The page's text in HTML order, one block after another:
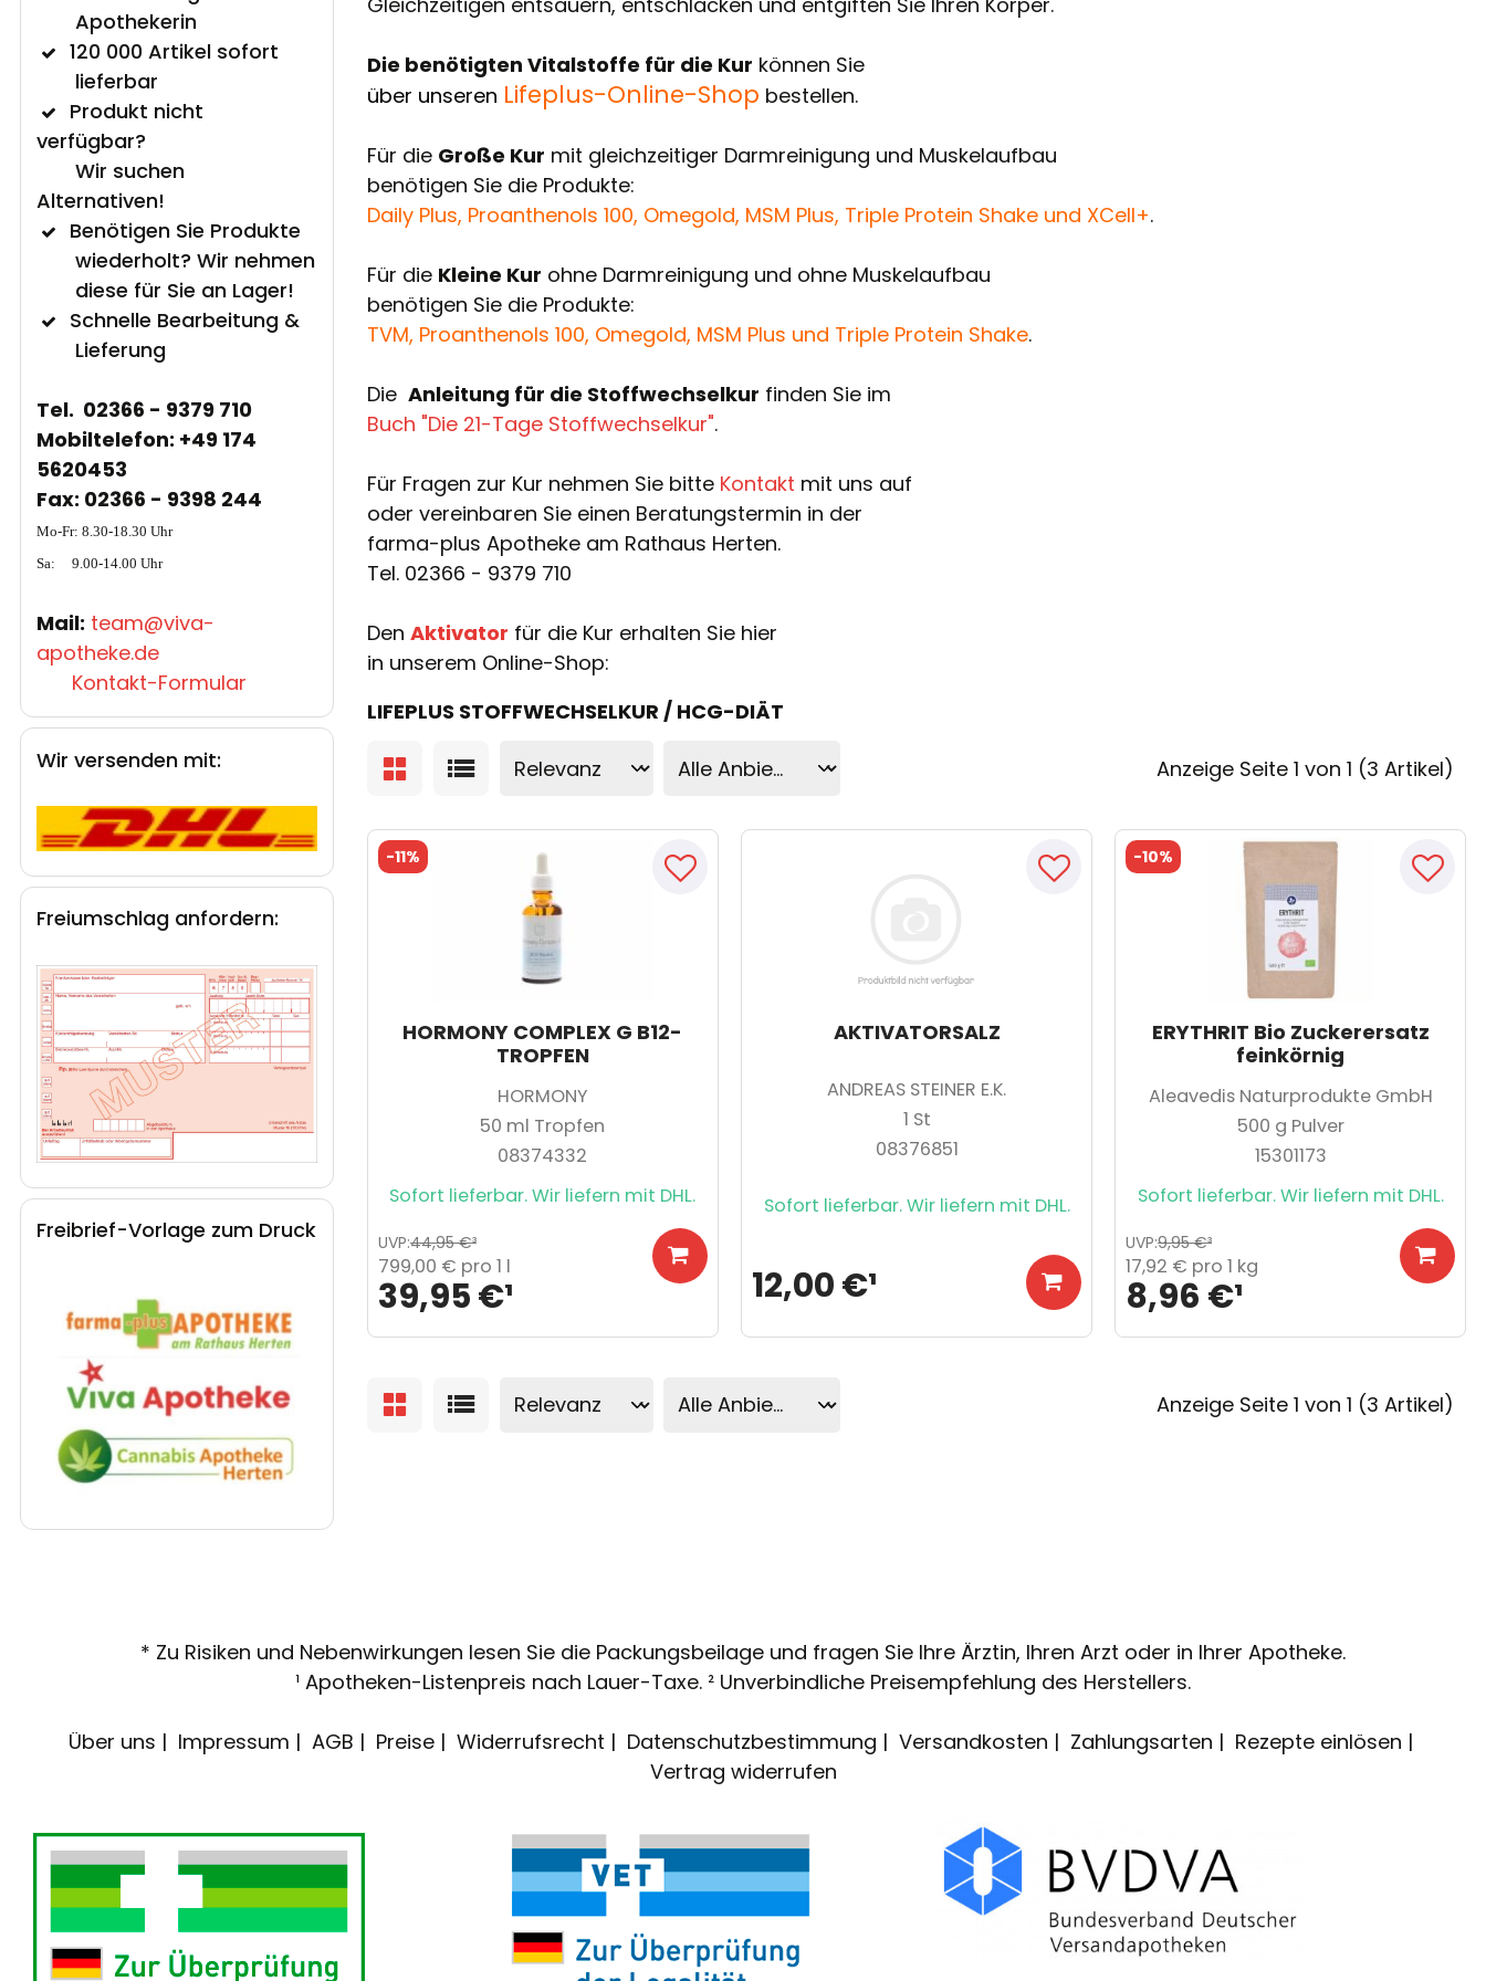
Die benötigten Vitalstoffe für die Kur können Sie
über unseren Lifeplus-Online-Shop bestellen.
Für die Große Kur mit gleichzeitiger Darmreinigung und Muskelaufbau
benötigen Sie die Produkte:
Daily Plus, Proanthenols 100, Omegold, MSM Plus, Triple Protein Shake und XCell+.
Für die Kleine Kur ohne Darmreinigung und ohne Muskelaufbau
benötigen Sie die Produkte:
TVM, Proanthenols 100, Omegold, MSM Plus und Triple Protein Shake.
Die Anleitung für die Stoffwechselkur finden Sie im
Buch "Die 21-Tage Stoffwechselkur".
Für Fragen zur Kur nehmen Sie bitte Kontakt mit uns auf
oder vereinbaren Sie einen Beratungstermin in der
farma-plus Apotheke am Rathaus Herten.
Tel. 02366 - 9379 710
Den Aktivator für die Kur erhalten Sie hier
in unserem Online-Shop:
LIFEPLUS STOFFWECHSELKUR / HCG-DIÄT
Anzeige Seite 1 von 1 (3 Artikel)
HORMONY COMPLEX G B12-
TROPFEN
HORMONY
50 ml Tropfen
08374332
Sofort lieferbar. Wir liefern mit DHL.
39,95 €¹
UVP:44,95 €³
799,00 € pro 1 l
-11%
AKTIVATORSALZ
ANDREAS STEINER E.K.
1 St
08376851
Sofort lieferbar. Wir liefern mit DHL.
12,00 €¹
ERYTHRIT Bio Zuckerersatz
feinkörnig
Aleavedis Naturprodukte GmbH
500 g Pulver
15301173
Sofort lieferbar. Wir liefern mit DHL.
8,96 €¹
UVP:9,95 €³
17,92 € pro 1 kg
-10%
Anzeige Seite 1 von 1 (3 Artikel)
Apothekerin
120 000 Artikel sofort
lieferbar
Produkt nicht
verfügbar?
Wir suchen
Alternativen!
Benötigen Sie Produkte
wiederholt? Wir nehmen
diese für Sie an Lager!
Schnelle Bearbeitung &
Lieferung
Tel. 02366 - 9379 710
Mobiltelefon: +49 174
5620453
Fax: 02366 - 9398 244
Mo-Fr: 8.30-18.30 Uhr
Sa: 9.00-14.00 Uhr
Mail: team@viva-
apotheke.de
Kontakt-Formular
Wir versenden mit:
Freiumschlag anfordern:
Freibrief-Vorlage zum Druck
* Zu Risiken und Nebenwirkungen lesen Sie die Packungsbeilage und fragen Sie Ihre Ärztin, Ihren Arzt oder in Ihrer Apotheke.
¹ Apotheken-Listenpreis nach Lauer-Taxe. ² Unverbindliche Preisempfehlung des Herstellers.
Über uns Impressum AGB Preise Widerrufsrecht Datenschutzbestimmung Versandkosten Zahlungsarten
Rezepte einlösen
Vertrag widerrufen